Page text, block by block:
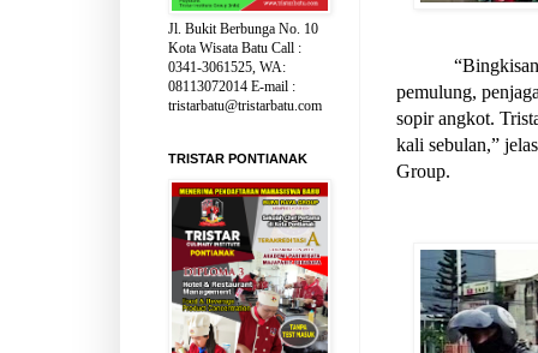
pemulung,
sopir angkot.
kali sebulan,”
Group.
Jl. Bukit Berbunga No. 10
Kota Wisata Batu Call :
0341-3061525, WA:
08113072014 E-mail :
tristarbatu@tristarbatu.com
TRISTAR PONTIANAK